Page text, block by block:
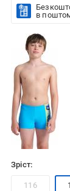
в
Зріст:
116